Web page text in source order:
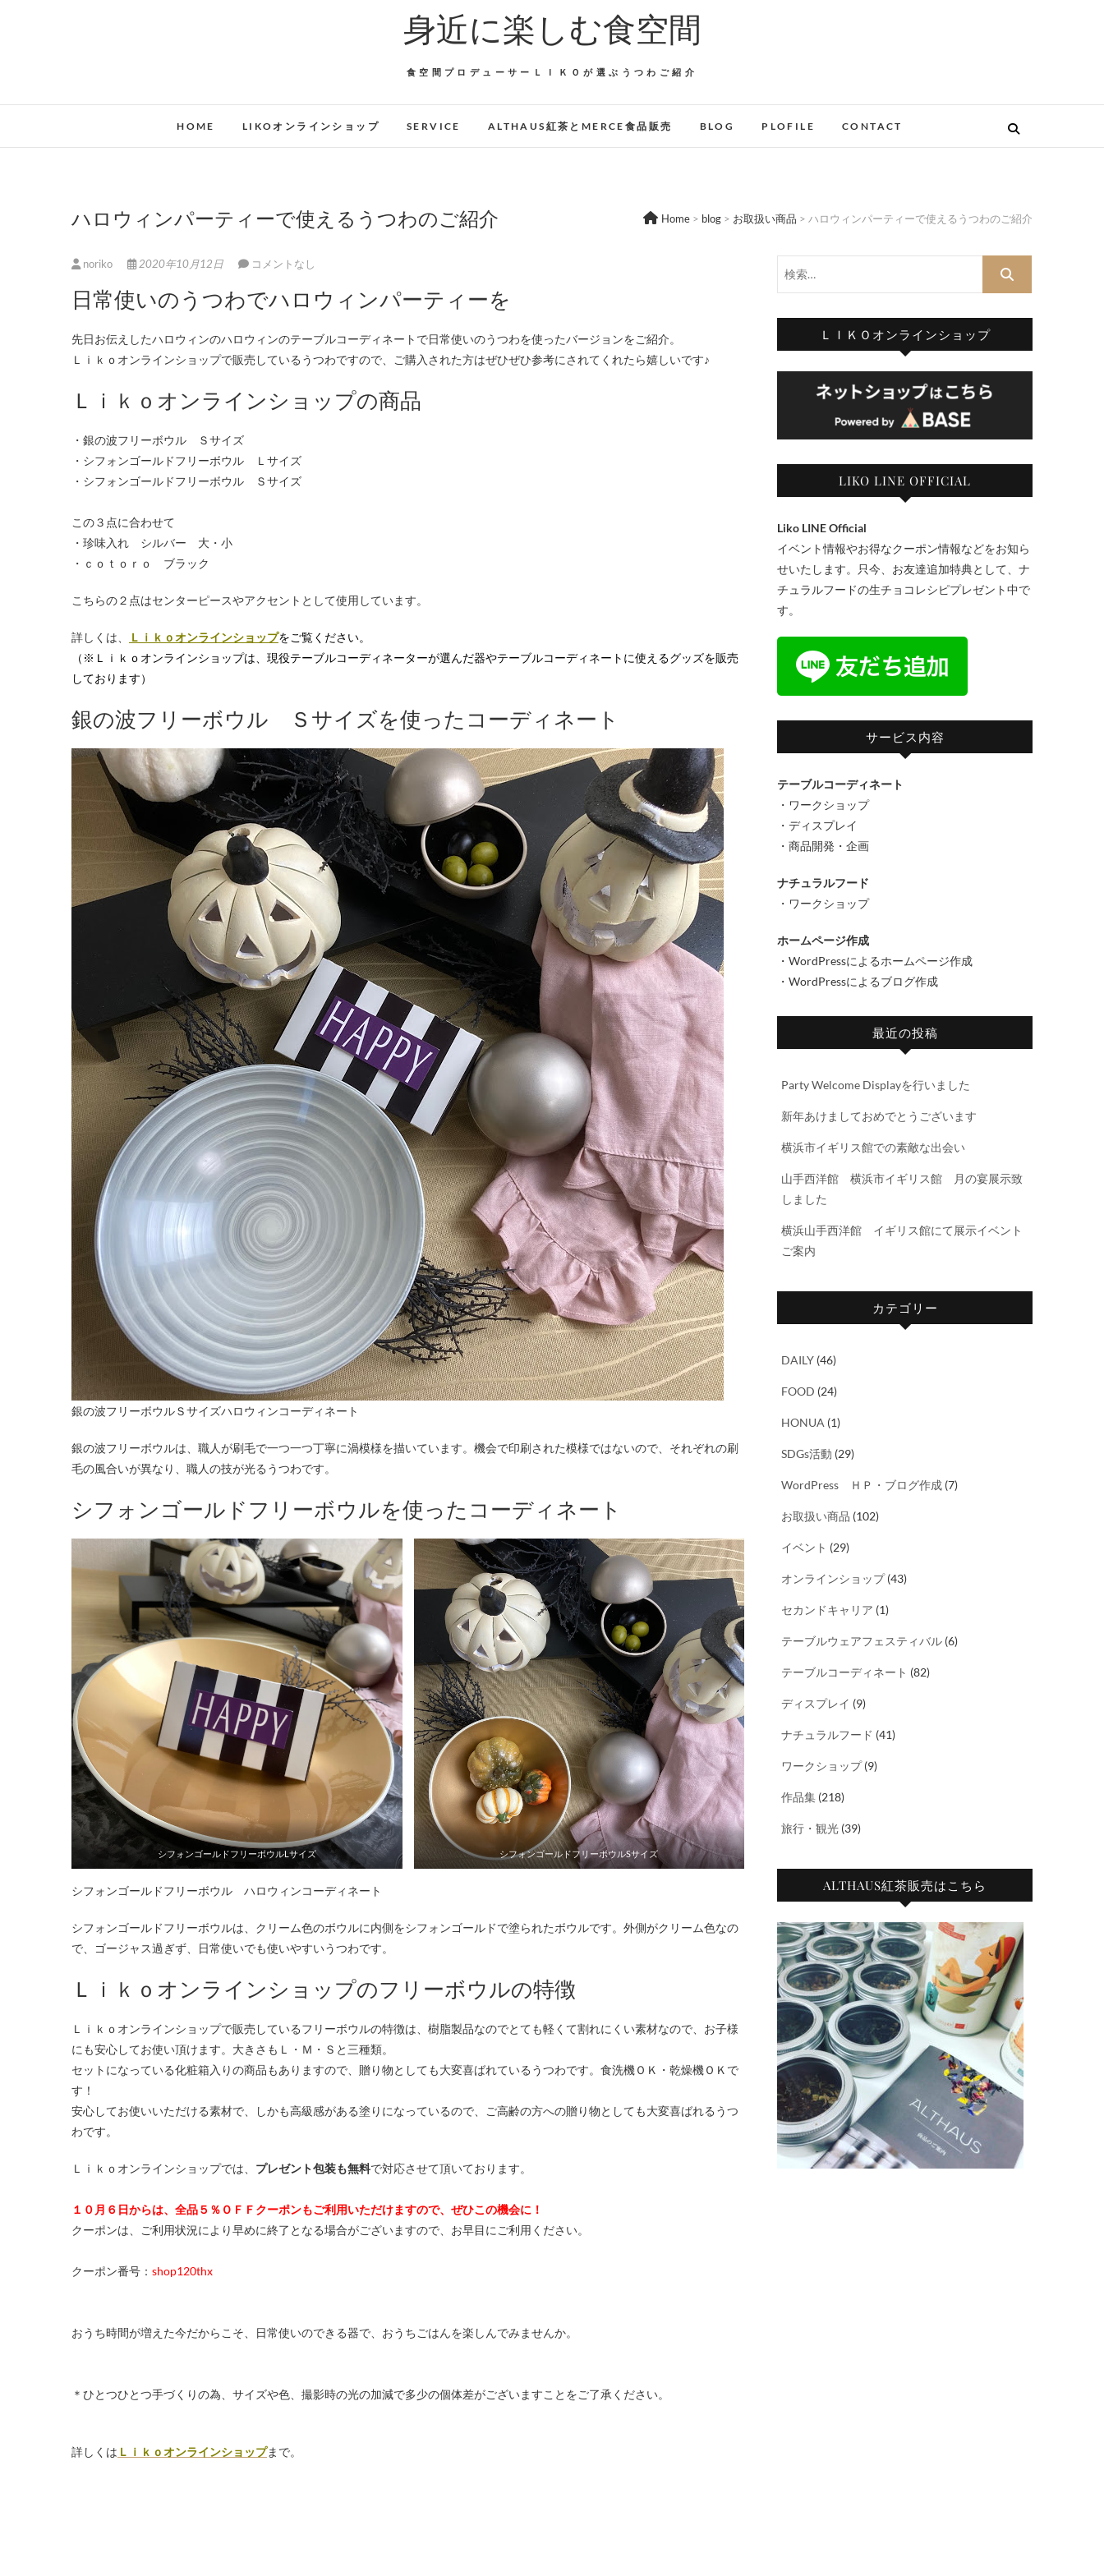
身近に楽しむ食空間
食空間プロデューサーＬＩＫＯが選ぶうつわご紹介
HOME LIKOオンラインショップ SERVICE ALTHAUS紅茶とMERCE食品販売 BLOG PLOFILE CONTACT
ハロウィンパーティーで使えるうつわのご紹介 Home > blog > お取扱い商品 > ハロウィンパーティーで使えるうつわのご紹介
noriko 2020年10月12日 コメントなし
日常使いのうつわでハロウィンパーティーを
先日お伝えしたハロウィンのハロウィンのテーブルコーディネートで日常使いのうつわを使ったバージョンをご紹介。
Ｌｉｋｏオンラインショップで販売しているうつわですので、ご購入された方はぜひぜひ参考にされてくれたら嬉しいです♪
Ｌｉｋｏオンラインショップの商品
・銀の波フリーボウル Ｓサイズ
・シフォンゴールドフリーボウル Ｌサイズ
・シフォンゴールドフリーボウル Ｓサイズ
この３点に合わせて
・珍味入れ シルバー 大・小
・ｃｏｔｏｒｏ ブラック
こちらの２点はセンターピースやアクセントとして使用しています。
詳しくは、 Ｌｉｋｏオンラインショップをご覧ください。
（※Ｌｉｋｏオンラインショップは、現役テーブルコーディネーターが選んだ器やテーブルコーディネートに使えるグッズを販売
しております）
銀の波フリーボウル Ｓサイズを使ったコーディネート
銀の波フリーボウルＳサイズハロウィンコーディネート
銀の波フリーボウルは、職人が刷毛で一つ一つ丁寧に渦模様を描いています。機会で印刷された模様ではないので、それぞれの刷
毛の風合いが異なり、職人の技が光るうつわです。
シフォンゴールドフリーボウルを使ったコーディネート
シフォンゴールドフリーボウルLサイズ シフォンゴールドフリーボウルSサイズ
シフォンゴールドフリーボウル ハロウィンコーディネート
シフォンゴールドフリーボウルは、クリーム色のボウルに内側をシフォンゴールドで塗られたボウルです。外側がクリーム色なの
で、ゴージャス過ぎず、日常使いでも使いやすいうつわです。
Ｌｉｋｏオンラインショップのフリーボウルの特徴
Ｌｉｋｏオンラインショップで販売しているフリーボウルの特徴は、樹脂製品なのでとても軽くて割れにくい素材なので、お子様
にも安心してお使い頂けます。大きさもＬ・Ｍ・Ｓと三種類。
セットになっている化粧箱入りの商品もありますので、贈り物としても大変喜ばれているうつわです。食洗機ＯＫ・乾燥機ＯＫで
す！
安心してお使いいただける素材で、しかも高級感がある塗りになっているので、ご高齢の方への贈り物としても大変喜ばれるうつ
わです。
Ｌｉｋｏオンラインショップでは、 プレゼント包装も無料で対応させて頂いております。
１０月６日からは、全品５％ＯＦＦクーポンもご利用いただけますので、ぜひこの機会に！
クーポンは、ご利用状況により早めに終了となる場合がございますので、お早目にご利用ください。
クーポン番号： shop120thx
おうち時間が増えた今だからこそ、日常使いのできる器で、おうちごはんを楽しんでみませんか。
＊ひとつひとつ手づくりの為、サイズや色、撮影時の光の加減で多少の個体差がございますことをご了承ください。
詳しくは Ｌｉｋｏオンラインショップまで。
ＬＩＫＯオンラインショップ
LIKO LINE OFFICIAL
Liko LINE Official
イベント情報やお得なクーポン情報などをお知ら
せいたします。只今、お友達追加特典として、ナ
チュラルフードの生チョコレシピプレゼント中で
す。
サービス内容
テーブルコーディネート
・ワークショップ
・ディスプレイ
・商品開発・企画
ナチュラルフード
・ワークショップ
ホームページ作成
・WordPressによるホームページ作成
・WordPressによるブログ作成
最近の投稿
Party Welcome Displayを行いました
新年あけましておめでとうございます
横浜市イギリス館での素敵な出会い
山手西洋館 横浜市イギリス館 月の宴展示致
しました
横浜山手西洋館 イギリス館にて展示イベント
ご案内
カテゴリー
DAILY (46)
FOOD (24)
HONUA (1)
SDGs活動 (29)
WordPress ＨＰ・ブログ作成 (7)
お取扱い商品 (102)
イベント (29)
オンラインショップ(43)
セカンドキャリア (1)
テーブルウェアフェスティバル (6)
テーブルコーディネート (82)
ディスプレイ (9)
ナチュラルフード (41)
ワークショップ(9)
作品集 (218)
旅行・観光 (39)
ALTHAUS紅茶販売はこちら